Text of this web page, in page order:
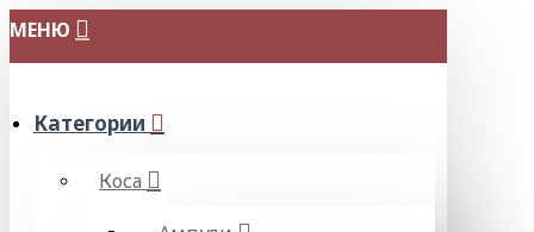
МЕНЮ
Категории
Коса